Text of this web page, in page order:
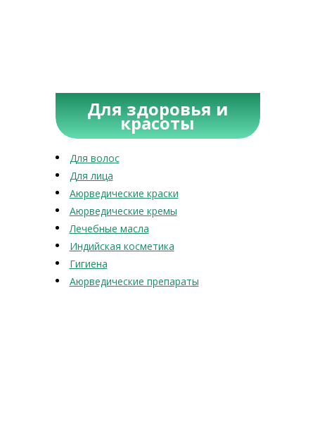
Для здоровья и
красоты
Для волос
Для лица
Аюрведические краски
Аюрведические кремы
Лечебные масла
Индийская косметика
Гигиена
Аюрведические препараты